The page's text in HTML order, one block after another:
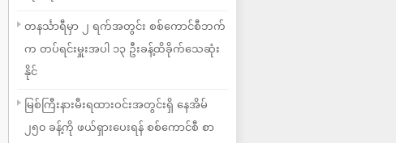
တနင်္သာရီမှာ ၂ ရက်အတွင်း စစ်ကောင်စီဘက်
က တပ်ရင်းမှူးအပါ ၁၃ ဦးခန့်ထိခိုက်သေဆုံး
နိုင်
မြစ်ကြီးနားမီးရထားဝင်းအတွင်းရှိ နေအိမ်
၂၅၀ ခန့်ကို ဖယ်ရှားပေးရန် စစ်ကောင်စီ စာ